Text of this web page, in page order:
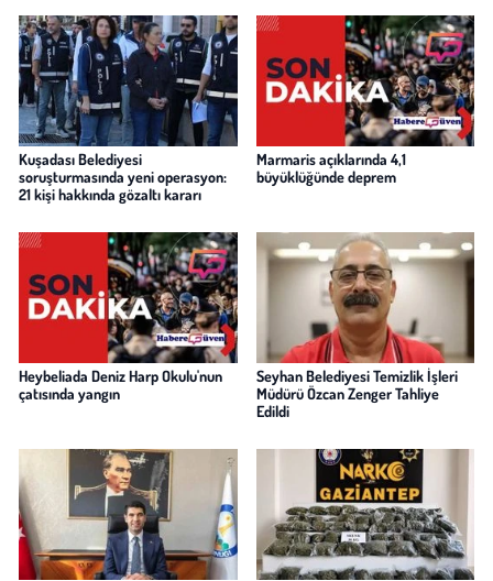
Kuşadası Belediyesi
soruşturmasında yeni operasyon:
21 kişi hakkında gözaltı kararı
Marmaris açıklarında 4,1
büyüklüğünde deprem
Heybeliada Deniz Harp Okulu'nun
çatısında yangın
Seyhan Belediyesi Temizlik İşleri
Müdürü Özcan Zenger Tahliye
Edildi